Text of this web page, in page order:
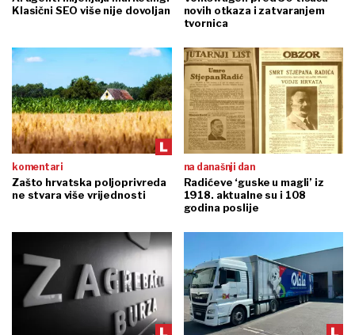
Klasični SEO više nije dovoljan
novih otkaza i zatvaranjem
tvornica
komentari
Zašto hrvatska poljoprivreda
ne stvara više vrijednosti
na današnji dan
Radićeve ‘guske u magli’ iz
1918. aktualne su i 108
godina poslije